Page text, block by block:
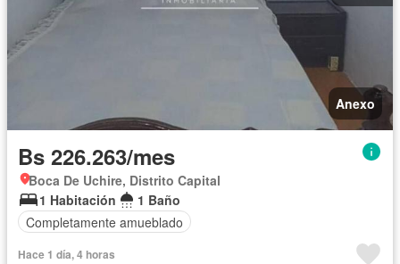
Anexo
Bs 226.263/mes
Boca De Uchire, Distrito Capital
1 Habitación
1 Baño
Completamente amueblado
Hace 1 día, 4 horas